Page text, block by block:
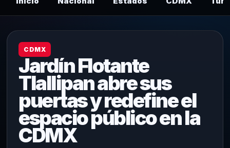
CDMX
Jardín Flotante
Tlallipan abre sus
puertas y redefine el
espacio público en la
CDMX